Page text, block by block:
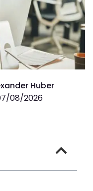
Huber
08/2026